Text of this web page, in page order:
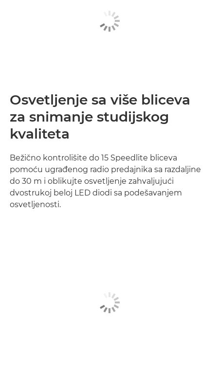
Osvetljenje sa više bliceva
za snimanje studijskog
kvaliteta
Bežično kontrolišite do 15 Speedlite bliceva
pomoću ugrađenog radio predajnika sa razdaljine
do 30 m i oblikujte osvetljenje zahvaljujući
dvostrukoj beloj LED diodi sa podešavanjem
osvetljenosti.